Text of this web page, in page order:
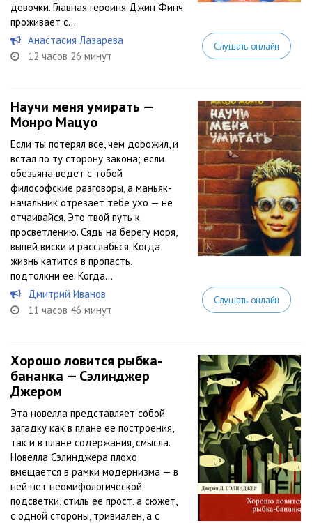
девочки. Главная героиня Джин Финч
проживает с...
Анастасия Лазарева
12 часов 26 минут
Слушать онлайн
Научи меня умирать —
Монро Мацуо
Если ты потерял все, чем дорожил, и
встал по ту сторону закона; если
обезьяна ведет с тобой
философские разговоры, а маньяк-
начальник отрезает тебе ухо — не
отчаивайся. Это твой путь к
просветлению. Сядь на берегу моря,
выпей виски и расслабься. Когда
жизнь катится в пропасть,
подтолкни ее. Когда...
Дмитрий Иванов
11 часов 46 минут
Слушать онлайн
Хорошо ловится рыбка-
бананка — Сэлинджер
Джером
Эта новелла представляет собой
загадку как в плане ее построения,
так и в плане содержания, смысла.
Новелла Сэлинджера плохо
вмещается в рамки модернизма — в
ней нет неомифологической
подсветки, стиль ее прост, а сюжет,
с одной стороны, тривиален, а с